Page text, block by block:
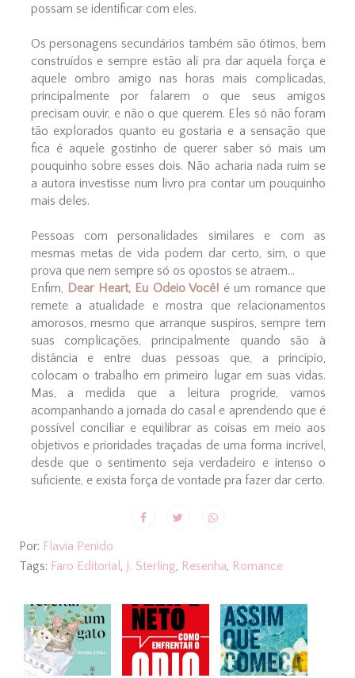
possam se identificar com eles.
Os personagens secundários também são ótimos, bem
construídos e sempre estão alí pra dar aquela força e
aquele ombro amigo nas horas mais complicadas,
principalmente por falarem o que seus amigos
precisam ouvir, e não o que querem. Eles só não foram
tão explorados quanto eu gostaria e a sensação que
fica é aquele gostinho de querer saber só mais um
pouquinho sobre esses dois. Não acharia nada ruim se
a autora investisse num livro pra contar um pouquinho
mais deles.
Pessoas com personalidades similares e com as
mesmas metas de vida podem dar certo, sim, o que
prova que nem sempre só os opostos se atraem...
Enfim, Dear Heart, Eu Odeio Você! é um romance que
remete a atualidade e mostra que relacionamentos
amorosos, mesmo que arranque suspiros, sempre tem
suas complicações, principalmente quando são à
distância e entre duas pessoas que, a princípio,
colocam o trabalho em primeiro lugar em suas vidas.
Mas, a medida que a leitura progride, vamos
acompanhando a jornada do casal e aprendendo que é
possível conciliar e equilibrar as coisas em meio aos
objetivos e prioridades traçadas de uma forma incrível,
desde que o sentimento seja verdadeiro e intenso o
suficiente, e exista força de vontade pra fazer dar certo.
Por: Flavia Penido
Tags: Faro Editorial , J. Sterling, Resenha, Romance